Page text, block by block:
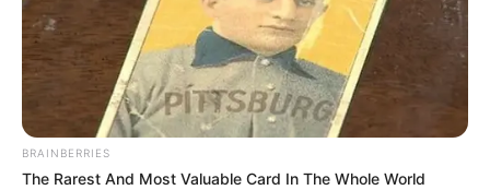
BRAINBERRIES
The Rarest And Most Valuable Card In The Whole World